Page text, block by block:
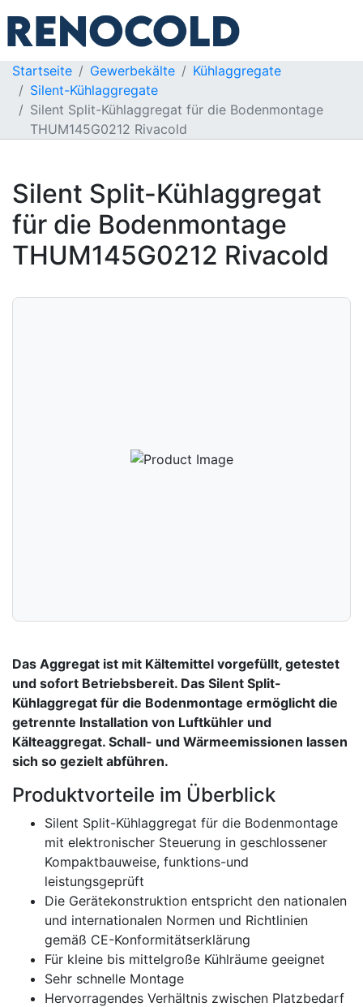
Startseite Gewerbekälte
Kühlaggregate
Silent-Kühlaggregate
Silent Split-Kühlaggregat für die Bodenmontage
THUM145G0212 Rivacold
Silent Split-Kühlaggregat
für die Bodenmontage
THUM145G0212 Rivacold
Das Aggregat ist mit Kältemittel vorgefüllt, getestet
und sofort Betriebsbereit. Das Silent Split-
Kühlaggregat für die Bodenmontage ermöglicht die
getrennte Installation von Luftkühler und
Kälteaggregat. Schall- und Wärmeemissionen lassen
sich so gezielt abführen.
Produktvorteile im Überblick
Silent Split-Kühlaggregat für die Bodenmontage
mit elektronischer Steuerung in geschlossener
Kompaktbauweise, funktions-und
leistungsgeprüft
Die Gerätekonstruktion entspricht den nationalen
und internationalen Normen und Richtlinien
gemäß CE-Konformitätserklärung
Für kleine bis mittelgroße Kühlräume geeignet
Sehr schnelle Montage
Hervorragendes Verhältnis zwischen Platzbedarf